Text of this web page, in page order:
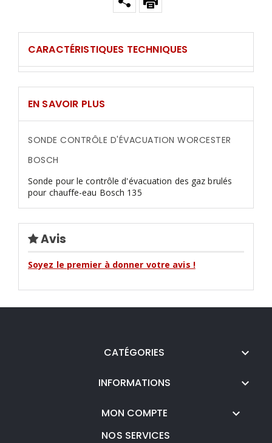
CARACTÉRISTIQUES TECHNIQUES
EN SAVOIR PLUS
SONDE CONTRÔLE D'ÉVACUATION WORCESTER
BOSCH
Sonde pour le contrôle d'évacuation des gaz brulés
pour chauffe-eau Bosch 135
Avis
Soyez le premier à donner votre avis !
CATÉGORIES 
INFORMATIONS 
MON COMPTE 
NOS SERVICES